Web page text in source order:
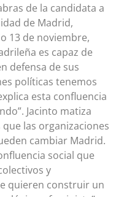
de la candidata a
de Madrid,
13 de noviembre,
es capaz de
defensa de sus
políticas tenemos
esta confluencia
Jacinto matiza
las organizaciones
cambiar Madrid.
social que
y
quieren construir un